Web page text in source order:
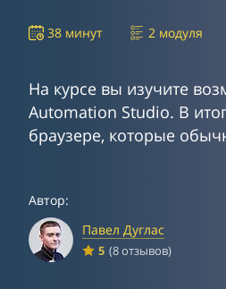
38 минут 2 модуля
На курсе вы изучите
Automation Studio. В
браузере, которые
Автор:
Павел Дуглас
5 (8 отзывов)